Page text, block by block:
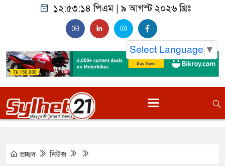
১২:৫৩:১৫ পিএম | ৯ আগস্ট ২০২৬ খ্রিঃ
Select Language ▼
প্রচ্ছদ নিউজ